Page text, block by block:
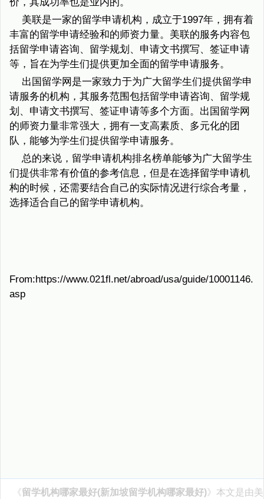
价，其成功率也是业内的。
美联是一家的留学申请机构，成立于1997年，拥有着
丰富的留学申请经验和的师资力量。美联的服务内容包
括留学申请咨询、留学规划、申请文书撰写、签证申请
等，旨在为学生们提供更加全面的留学申请服务。
出国留学网是一家致力于为广大留学生们提供留学申
请服务的机构，其服务范围包括留学申请咨询、留学规
划、申请文书撰写、签证申请等多个方面。出国留学网
的师资力量非常强大，拥有一支高素质、多元化的团
队，能够为学生们提供留学申请服务。
总的来说，留学申请机构排名榜单能够为广大留学生
们提供非常有价值的参考信息，但是在选择留学申请机
构的时候，还需要结合自己的实际情况进行综合考量，
选择适合自己的留学申请机构。
From:https://www.021fl.net/abroad/usa/guide/10001146.
asp
《留学机构哪家最好(新加坡留学机构哪家最好)》本文是由美